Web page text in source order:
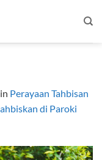
in Perayaan Tahbisan
di Paroki